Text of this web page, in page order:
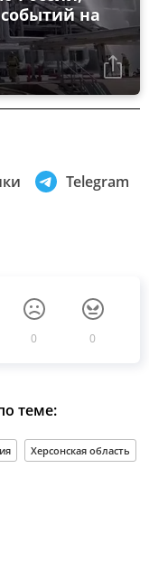
на
Telegram
0 0
теме:
Херсонская область